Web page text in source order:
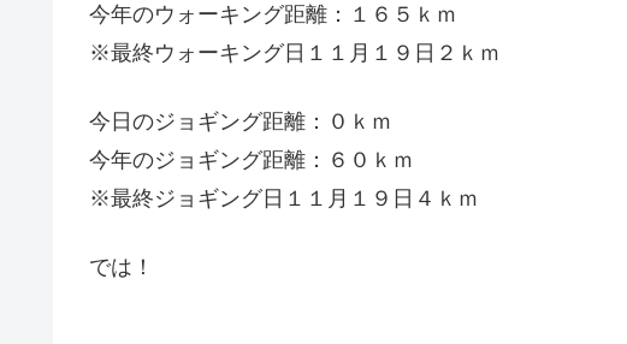
今年のウォーキング距離：１６５ｋｍ
※最終ウォーキング日１１月１９日２ｋｍ
今日のジョギング距離：０ｋｍ
今年のジョギング距離：６０ｋｍ
※最終ジョギング日１１月１９日４ｋｍ
では！